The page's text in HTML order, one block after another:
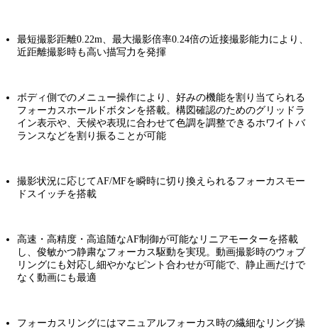
最短撮影距離0.22m、最大撮影倍率0.24倍の近接撮影能力により、
近距離撮影時も高い描写力を発揮
ボディ側でのメニュー操作により、好みの機能を割り当てられる
フォーカスホールドボタンを搭載。構図確認のためのグリッドラ
イン表示や、天候や表現に合わせて色調を調整できるホワイトバ
ランスなどを割り振ることが可能
撮影状況に応じてAF/MFを瞬時に切り換えられるフォーカスモー
ドスイッチを搭載
高速・高精度・高追随なAF制御が可能なリニアモーターを搭載
し、俊敏かつ静粛なフォーカス駆動を実現。動画撮影時のウォブ
リングにも対応し細やかなピント合わせが可能で、静止画だけで
なく動画にも最適
フォーカスリングにはマニュアルフォーカス時の繊細なリング操